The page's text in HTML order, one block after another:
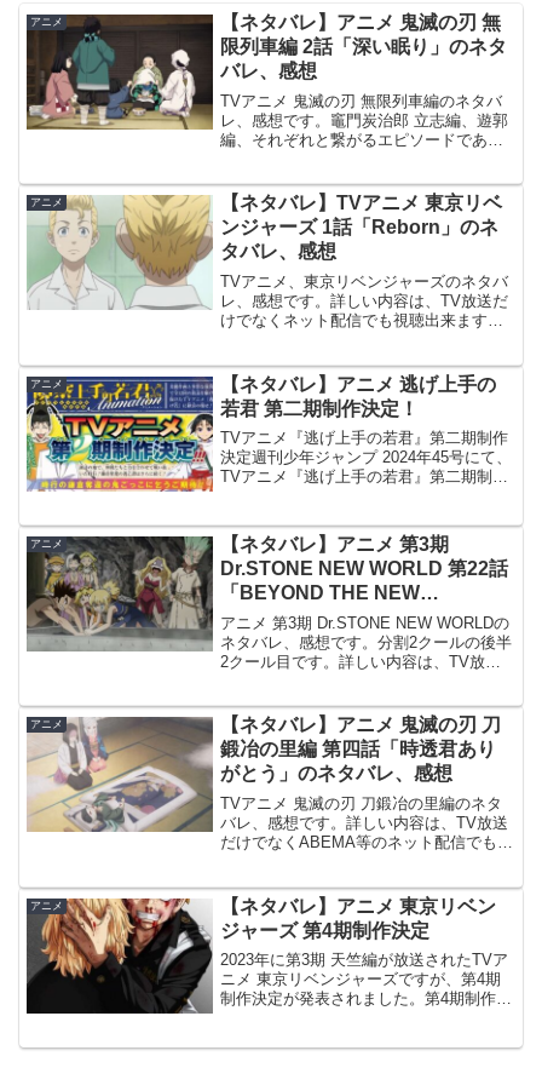
アニメ
【ネタバレ】アニメ 鬼滅の刃 無
限列車編 2話「深い眠り」のネタ
バレ、感想
TVアニメ 鬼滅の刃 無限列車編のネタバ
レ、感想です。竈門炭治郎 立志編、遊郭
編、それぞれと繋がるエピソードである
放送されます。前回 1話の記事はこちら
です。深...
アニメ
【ネタバレ】TVアニメ 東京リベ
ンジャーズ 1話「Reborn」のネ
タバレ、感想
TVアニメ、東京リベンジャーズのネタバ
レ、感想です。詳しい内容は、TV放送だ
けでなくネット配信でも視聴出来ます。
垣 武道は、ある日ニュースで中学時代に
付き合って...
アニメ
【ネタバレ】アニメ 逃げ上手の
若君 第二期制作決定！
TVアニメ『逃げ上手の若君』第二期制作
決定週刊少年ジャンプ 2024年45号にて、
TVアニメ『逃げ上手の若君』第二期制作
プ 2024年45号より第一期 最終回から約
一...
アニメ
【ネタバレ】アニメ 第3期
Dr.STONE NEW WORLD 第22話
「BEYOND THE NEW
WORLD」のネタバレ、感想
アニメ 第3期 Dr.STONE NEW WORLDの
ネタバレ、感想です。分割2クールの後半
2クール目です。詳しい内容は、TV放送
#22 BEYOND THE NE...
アニメ
【ネタバレ】アニメ 鬼滅の刃 刀
鍛冶の里編 第四話「時透君あり
がとう」のネタバレ、感想
TVアニメ 鬼滅の刃 刀鍛冶の里編のネタ
バレ、感想です。詳しい内容は、TV放送
だけでなくABEMA等のネット配信でも視
透は鉄穴森と鋼鐵塚を助けに向かう時透
は小鉄を助ける...
アニメ
【ネタバレ】アニメ 東京リベン
ジャーズ 第4期制作決定
2023年に第3期 天竺編が放送されたTVア
ニメ 東京リベンジャーズですが、第4期
制作決定が発表されました。第4期制作決